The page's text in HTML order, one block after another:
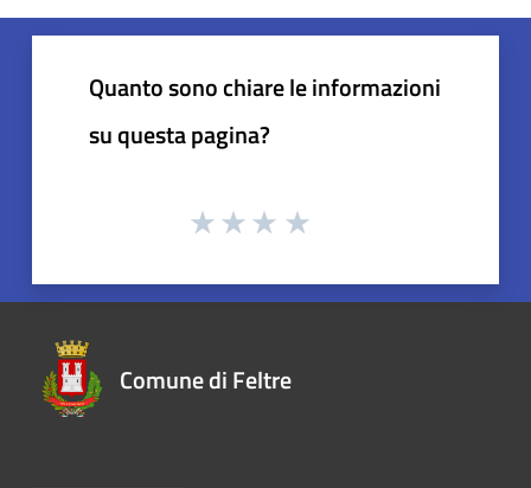
Quanto sono chiare le informazioni
su questa pagina?
Comune di Feltre